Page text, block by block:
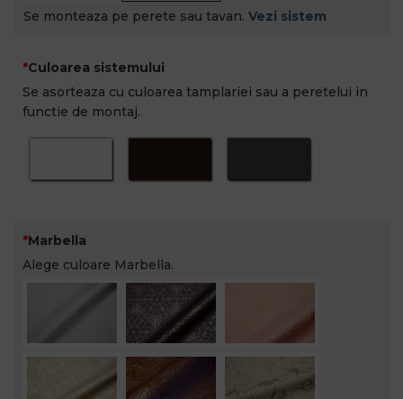
Se monteaza pe perete sau tavan. Vezi sistem
Culoarea sistemului
Se asorteaza cu culoarea tamplariei sau a peretelui in
functie de montaj.
Marbella
Alege culoare Marbella.